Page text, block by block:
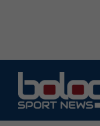
contenuto